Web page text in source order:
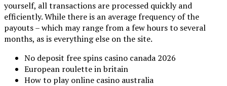
yourself, all transactions are processed quickly and
efficiently. While there is an average frequency of the
payouts – which may range from a few hours to several
months, as is everything else on the site.
No deposit free spins casino canada 2026
European roulette in britain
How to play online casino australia